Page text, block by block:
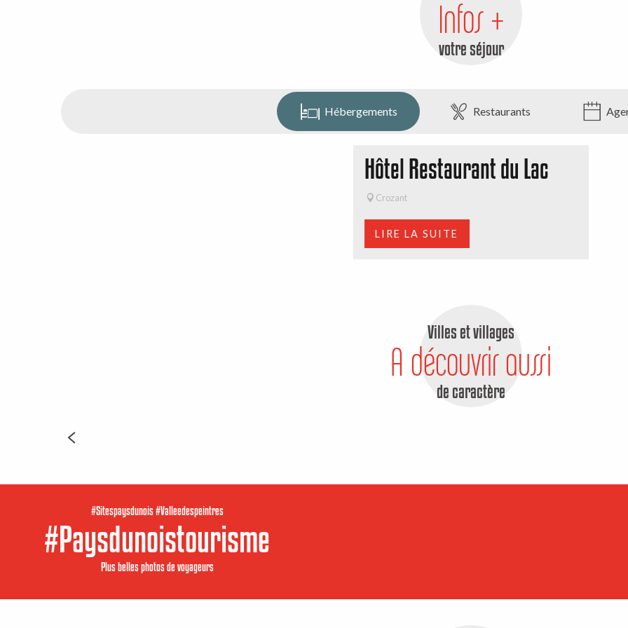
Infos +
votre séjour
Hébergements Restaurants
Hôtel Restaurant du Lac
Crozant
LIRE LA SUITE
Villes et villages
A découvrir aussi
de caractère
#Sitespaysdunois #Valleedespeintres
#Paysdunoistourisme
Plus belles photos de voyageurs